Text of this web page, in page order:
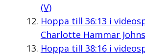
(V)
Hoppa till 36:13 i
Charlotte Hammar
Hoppa till 38:16i